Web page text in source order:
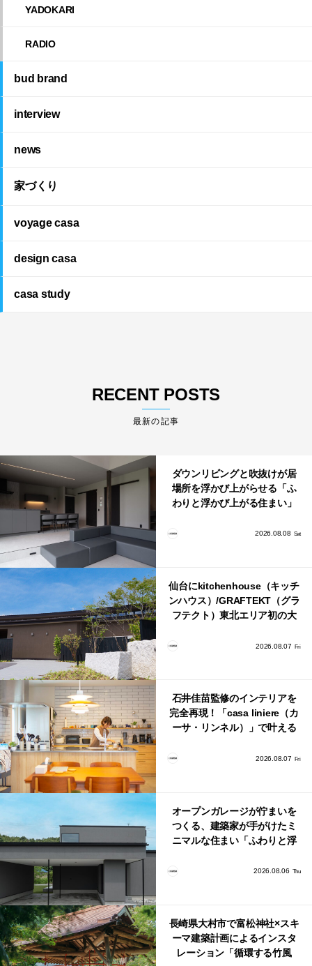
YADOKARI
RADIO
bud brand
interview
news
家づくり
voyage casa
design casa
casa study
RECENT POSTS
最新の記事
ダウンリビングと吹抜けが居
場所を浮かび上がらせる「ふ
わりと浮かび上がる住まい」
2026.08.08 Sat
仙台にkitchenhouse（キッチ
ンハウス）/GRAFTEKT（グラ
フテクト）東北エリア初の大
2026.08.07 Fri
石井佳苗監修のインテリアを
完全再現！「casa liniere（カ
ーサ・リンネル）」で叶える
2026.08.07 Fri
オープンガレージが佇まいを
つくる、建築家が手がけたミ
ニマルな住まい「ふわりと浮
2026.08.06 Thu
長崎県大村市で富松神社×スキ
ーマ建築計画によるインスタ
レーション「循環する竹風